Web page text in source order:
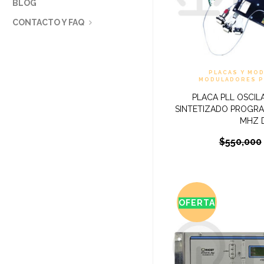
BLOG
CONTACTO Y FAQ
PLACAS Y
MODULADORES
PLACA PLL
SINTETIZADO
MHZ
$550,000
OFERTA